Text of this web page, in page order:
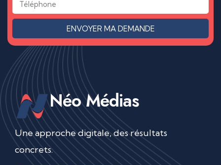
ENVOYER MA DEMANDE
Néo Médias
Une approche digitale, des résultats
concrets.